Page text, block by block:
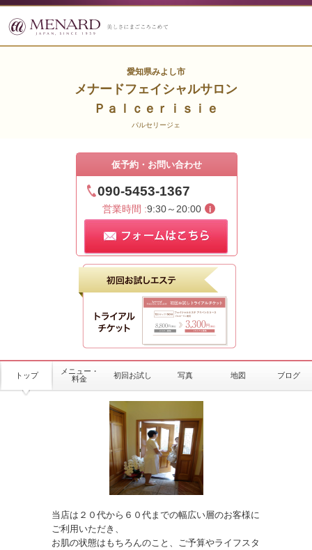
愛知県みよし市
メナードフェイシャルサロン
Ｐａｌｃｅｒｉｓｉｅ
パルセリージェ
仮予約・お問い合わせ
090-5453-1367
営業時間 :9:30～20:00
トップ
メニュー・
料金
初回お試し 写真 地図 ブログ
当店は２０代から６０代までの幅広い層のお客様に
ご利用いただき、
お肌の状態はもちろんのこと、ご予算やライフスタ